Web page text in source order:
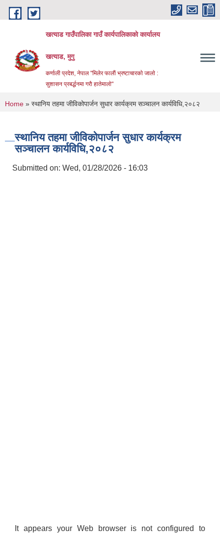
Skip to main content
खत्याड गाउँपालिका गाउँ कार्यपालिकाकाे कार्यालय
खत्याड, मुगु
कर्णाली प्रदेश, नेपाल "मिलेर फालाैं भ्रष्टाचारकाे जालाे :
सुशासन प्रबर्द्धनमा गराै‌ हातेमालाे"
You are here
Home » स्थानिय तहमा जीविकोपार्जन सुधार कार्यक्रम सञ्चालन कार्यविधि,२०८२
स्थानिय तहमा जीविकोपार्जन सुधार कार्यक्रम
सञ्चालन कार्यविधि,२०८२
Submitted on: Wed, 01/28/2026 - 16:03
It appears your Web browser is not configured to